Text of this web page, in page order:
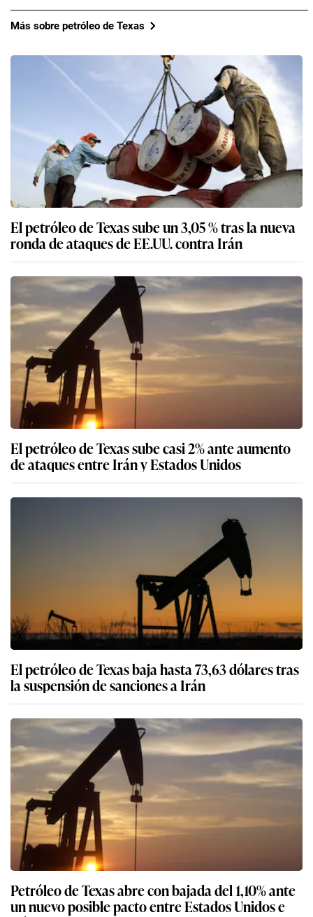
Más sobre petróleo de Texas
El petróleo de Texas sube un 3,05 % tras la nueva
ronda de ataques de EE.UU. contra Irán
El petróleo de Texas sube casi 2% ante aumento
de ataques entre Irán y Estados Unidos
El petróleo de Texas baja hasta 73,63 dólares tras
la suspensión de sanciones a Irán
Petróleo de Texas abre con bajada del 1,10% ante
un nuevo posible pacto entre Estados Unidos e